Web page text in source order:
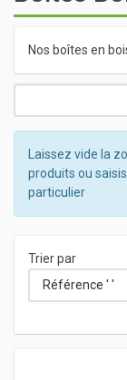
Nos boîtes en
Laissez vide la
produits ou
particulier
Trier par